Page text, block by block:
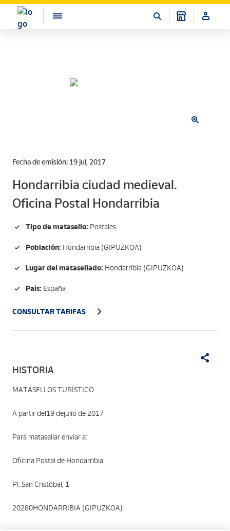
Fecha de emisión: 19 jul, 2017
Hondarribia ciudad medieval.
Oficina Postal Hondarribia
Tipo de matasello: Postales
Población: Hondarribia (GIPUZKOA)
Lugar del matasellado: Hondarribia (GIPUZKOA)
País: España
CONSULTAR TARIFAS
HISTORIA
MATASELLOS TURÍSTICO
A partir del19 dejulio de 2017
Para matasellar enviar a:
Oficina Postal de Hondarribia
Pl. San Cristóbal, 1
20280HONDARRIBIA (GIPUZKOA)